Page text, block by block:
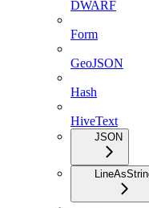
DWARF
Form
GeoJSON
Hash
HiveText
JSON